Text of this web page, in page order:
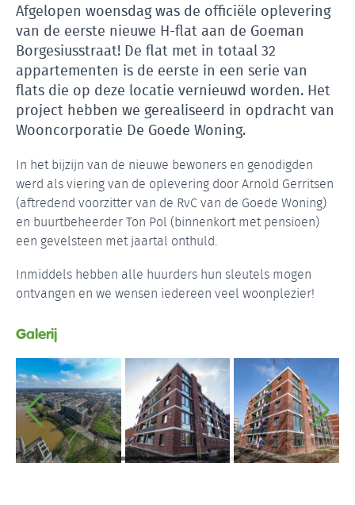
Afgelopen woensdag was de officiële oplevering
van de eerste nieuwe H-flat aan de Goeman
Borgesiusstraat! De flat met in totaal 32
appartementen is de eerste in een serie van
flats die op deze locatie vernieuwd worden. Het
project hebben we gerealiseerd in opdracht van
Wooncorporatie De Goede Woning.
In het bijzijn van de nieuwe bewoners en genodigden
werd als viering van de oplevering door Arnold Gerritsen
(aftredend voorzitter van de RvC van de Goede Woning)
en buurtbeheerder Ton Pol (binnenkort met pensioen)
een gevelsteen met jaartal onthuld.
Inmiddels hebben alle huurders hun sleutels mogen
ontvangen en we wensen iedereen veel woonplezier!
Galerij